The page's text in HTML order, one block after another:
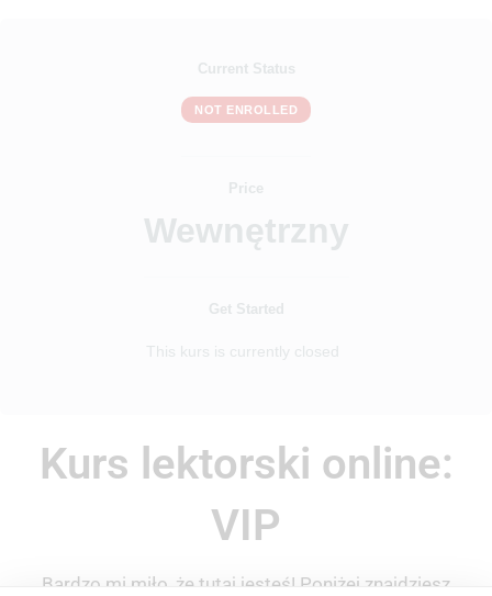
Current Status
NOT ENROLLED
Price
Wewnętrzny
Get Started
This kurs is currently closed
Kurs lektorski online:
VIP
Bardzo mi miło, że tutaj jesteś! Poniżej znajdziesz